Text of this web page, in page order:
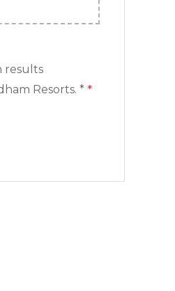
results
Resorts. * *